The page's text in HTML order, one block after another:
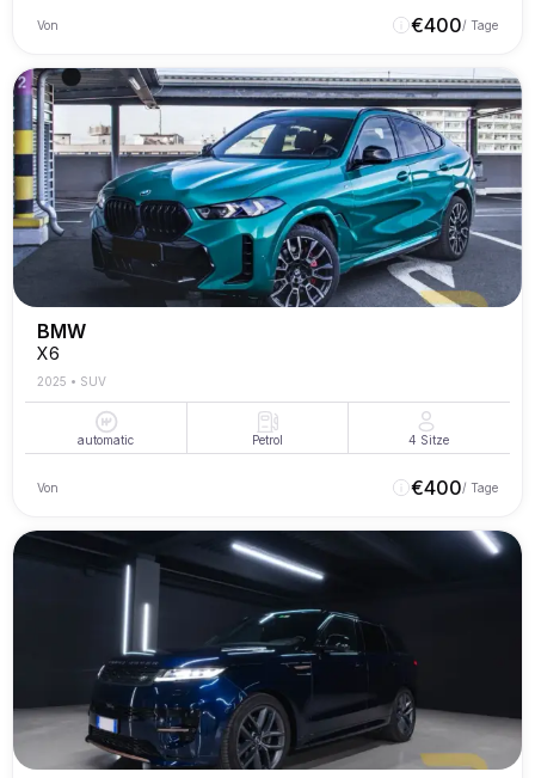
Von €400/ Tage
BMW
X6
2025 • SUV
automatic Petrol 4 Sitze
Von €400/ Tage